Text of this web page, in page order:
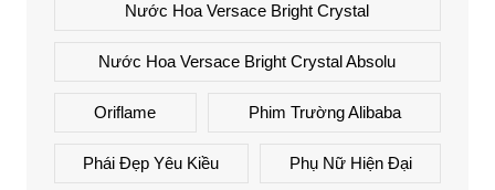
Nước Hoa Versace Bright Crystal
Nước Hoa Versace Bright Crystal Absolu
Oriflame Phim Trường Alibaba
Phái Đẹp Yêu Kiều Phụ Nữ Hiện Đại